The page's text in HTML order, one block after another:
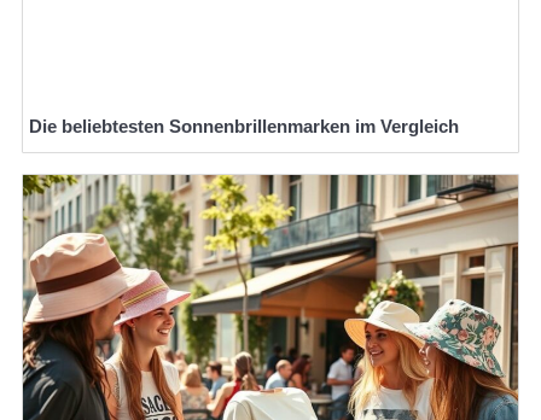
Die beliebtesten Sonnenbrillenmarken im Vergleich